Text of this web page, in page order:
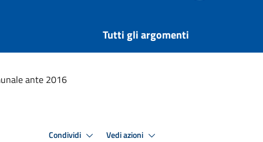
Tutti gli argomenti
ante 2016
Condividi Vedi azioni